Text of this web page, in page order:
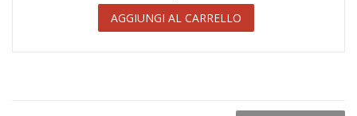
AGGIUNGI AL CARRELLO